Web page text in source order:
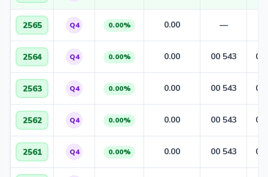
2565 Q4 0.00% 0.00 —
2564 Q4 0.00% 0.00 00 543 00
2563 Q4 0.00% 0.00 00 543 00
2562 Q4 0.00% 0.00 00 543 00
2561 Q4 0.00% 0.00 00 543 00